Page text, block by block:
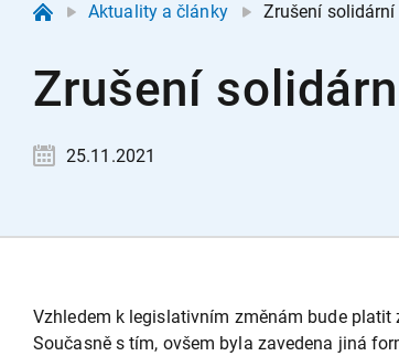
Aktuality a články Zrušení solidární
Zrušení
25.11.2021
Vzhledem k legislativním změnám bude
Současně s tím, ovšem byla zavedena jiná